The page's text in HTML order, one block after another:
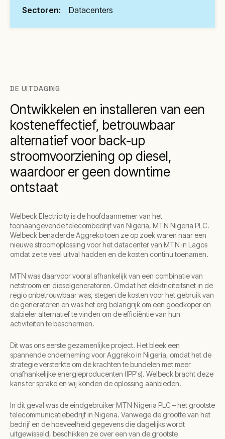
Sectoren:
Datacenters
DE UITDAGING
Ontwikkelen en installeren van een
kosteneffectief, betrouwbaar
alternatief voor back-up
stroomvoorziening op diesel,
waardoor er geen downtime
ontstaat
Welbeck Electricity is de hoofdaannemer van het
toonaangevende telecombedrijf van Nigeria, MTN Nigeria PLC.
Welbeck benaderde Aggreko toen ze op zoek waren naar een
nieuwe stroomoplossing voor het datacenter van MTN in Lagos
omdat ze te veel uitval hadden en de kosten continu toenamen.
MTN was daarvoor vooral afhankelijk van een combinatie van
netstroom en dieselgeneratoren. Omdat het elektriciteitsnet in de
regio onbetrouwbaar was, stegen de kosten voor het gebruik van
de generatoren en was het erg belangrijk om een goedkoper en
stabieler alternatief te vinden om de efficiëntie van hun
activiteiten te beschermen.
Dit was ons eerste gezamenlijke project. Het bleek een
spannende onderneming voor Aggreko in Nigeria, omdat het de
strategie versterkte om de krachten te bundelen met meer
onafhankelijke energieproducenten (IPP's). Welbeck bracht deze
kans ter sprake en wij konden de oplossing aanbieden.
In dit geval was de eindgebruiker MTN Nigeria PLC – het grootste
telecommunicatiebedrijf in Nigeria. Vanwege de grootte van het
bedrijf en de hoeveelheid gegevens die dagelijks wordt
uitgewisseld, beschikken ze over een van de grootste